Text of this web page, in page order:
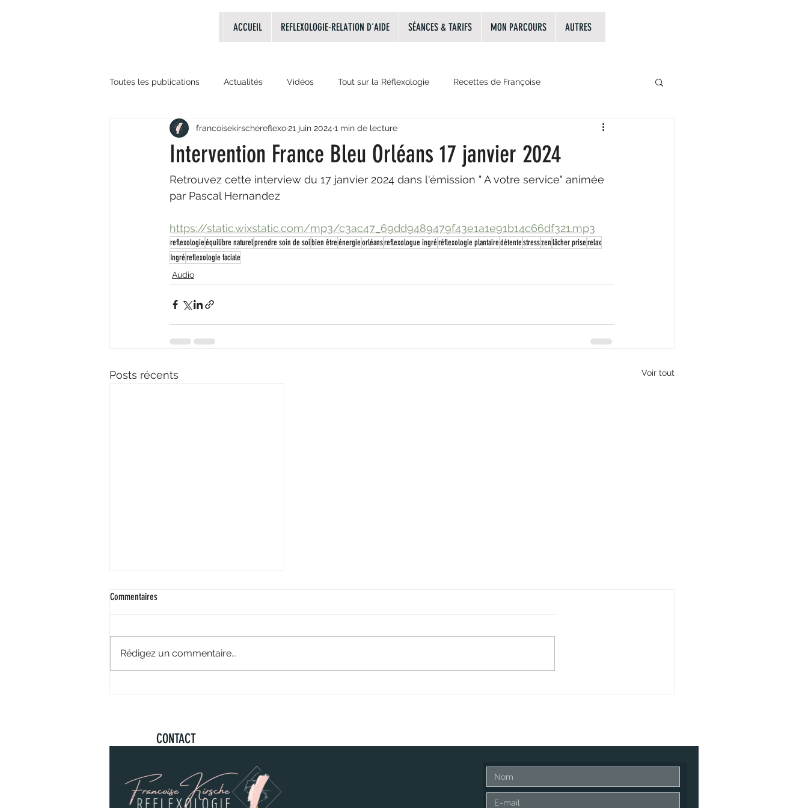
ACCUEIL REFLEXOLOGIE-RELATION D'AIDE SÉANCES & TARIFS MON PARCOURS AUTRES
Toutes les publications Actualités Vidéos Tout sur la Réflexologie Recettes de Françoise
Evènements passés livres La relation d'aide Audio les 5 éléments en MTC
Intervention France Bleu Orléans 17 janvier 2024
francoisekirschereflexo21 juin 2024 1 min de lecture
Retrouvez cette interview du 17 janvier 2024 dans l'émission " A votre service" animée
par Pascal Hernandez
https://static.wixstatic.com/mp3/c3ac47_69dd9489479f43e1a1e91b14c66df321.mp3
reflexologieéquilibre naturelprendre soin de soibien êtreénergieorléansreflexologue ingréréflexologie plantairedétentestresszenlâcher priserelax
Ingréreflexologie faciale
Audio
Posts récents Voir tout
Commentaires
Rédigez un commentaire...
CONTACT